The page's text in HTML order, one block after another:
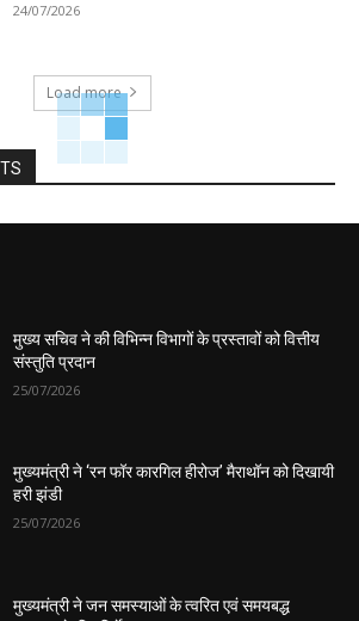
24/07/2026
Load more